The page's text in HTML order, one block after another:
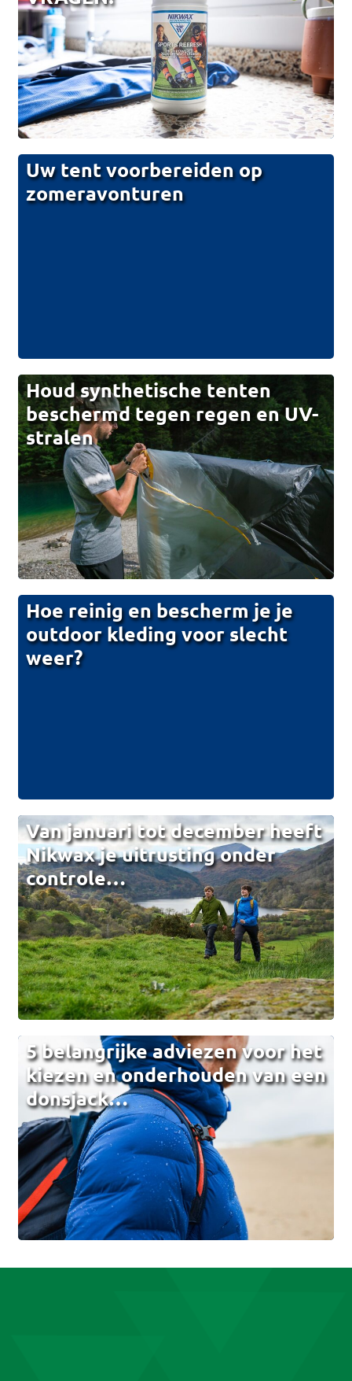
Uw tent voorbereiden op
zomeravonturen
Houd synthetische tenten
beschermd tegen regen en UV-
stralen
Hoe reinig en bescherm je je
outdoor kleding voor slecht
weer?
Van januari tot december heeft
Nikwax je uitrusting onder
controle…
5 belangrijke adviezen voor het
kiezen en onderhouden van een
donsjack…